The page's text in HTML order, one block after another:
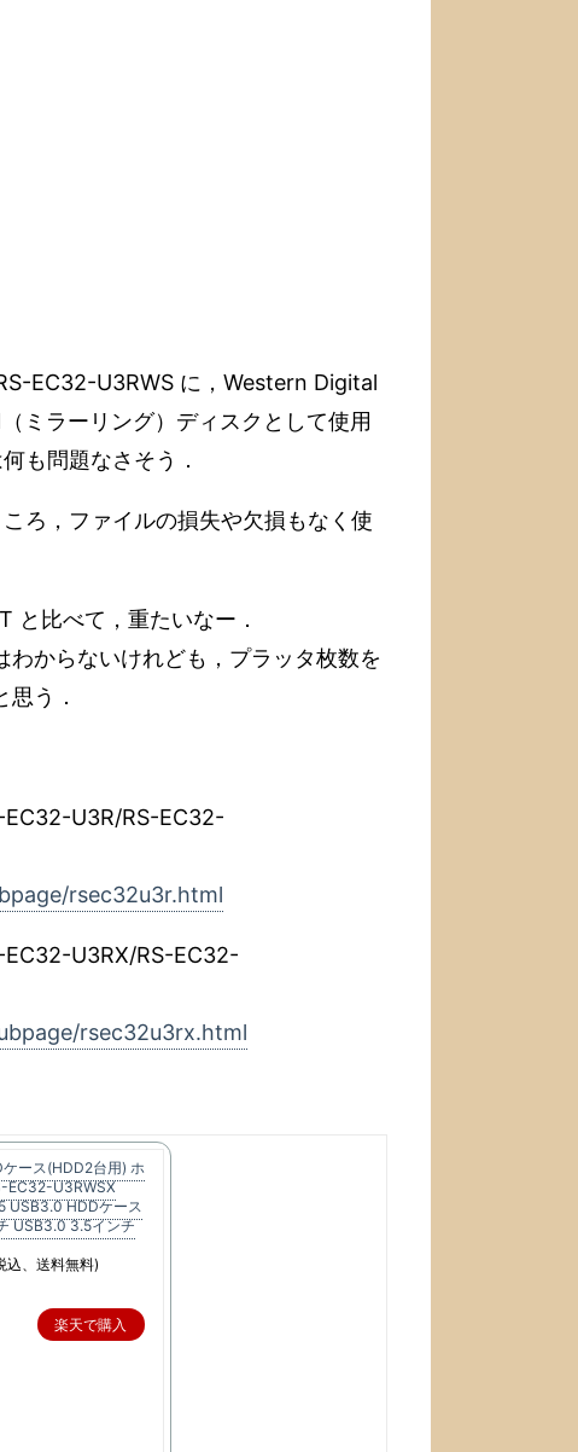
EC32-U3RWS に，Western Digital
ミラーリング）ディスクとして使用
も問題なさそう．
ろ，ファイルの損失や欠損もなく使
と比べて，重たいなー．
からないけれども，プラッタ枚数を
う．
EC32-U3R/RS-EC32-
rsec32u3r.html
EC32-U3RX/RS-EC32-
rsec32u3rx.html
ース(HDD2台用) ホ
EC32-U3RWSX
USB3.0 HDDケース
USB3.0 3.5インチ
込、送料無料)
楽天で購入